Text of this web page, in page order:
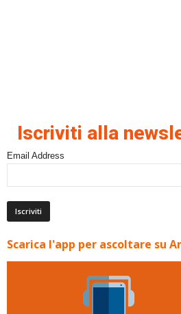
Iscriviti alla
Email Address
Scarica l'app per ascoltare su